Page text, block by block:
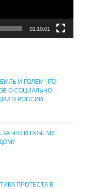
01:19:01
И ГОЛЕМ ЧТО
О СОЦИАЛЬНО-
В РОССИИ
ЧТО И ПОЧЕМУ
ПРОТЕСТА В